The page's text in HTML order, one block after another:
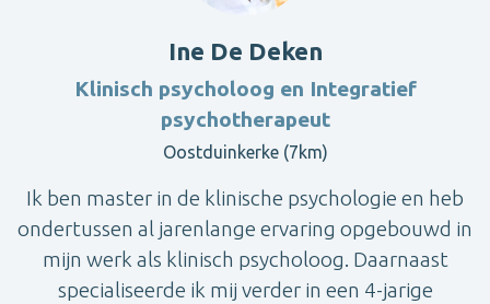
Ine De Deken
Klinisch psycholoog en Integratief
psychotherapeut
Oostduinkerke (7km)
Ik ben master in de klinische psychologie en heb
ondertussen al jarenlange ervaring opgebouwd in
mijn werk als klinisch psycholoog. Daarnaast
specialiseerde ik mij verder in een 4-jarige